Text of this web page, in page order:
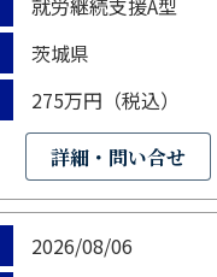
就労継続支援A型
茨城県
275万円（税込）
詳細・問い合せ
2026/08/06